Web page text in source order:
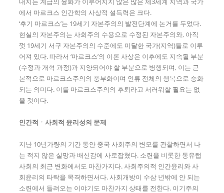
에서 마르크스 인간학의 사상적 설득력은 크다.
‘후기 마르크스’는 19세기 자본주의의 발전단계에 논거를 두었다.
현실의 자본주의는 사회주의 수용으로 수정된 자본주의와, 아직
껏 19세기 서구 자본주의의 수준에도 미달한 국가(지역)들로 이루
어져 있다. 따라서 ‘마르크스’의 이론 사상은 이후에도 지속될 부분
(수정과 개혁 과정)과 지양되어야 할 부분으로 병행되며, 이는 근
본적으로 마르크스주의의 풍부화이며 인류 전체의 행복으로 승화
되는 의미다. 이를 마르크스주의의 후퇴라고 서러워할 필요는 없
을 것이다.
인간적 ㆍ사회적 윤리성의 문제
지난 10년가량의 기간 동안 중국 사회주의 변모를 관찰하면서 나
는 적지 않은 실망과 배신감에 사로잡혔다. 소련을 비롯한 동유럽
사회의 최근 변화에서도 마찬가지다. 사회주의적 인간윤리와 사
회윤리의 타락을 목격하면서다. 사회개방이 수삼 년밖에 안 되는
소련에서 들려오는 이야기도 마찬가지 상태를 전한다. 이기주의